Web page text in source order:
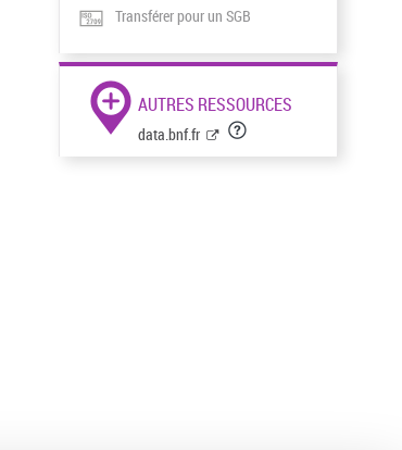
Transférer pour un SGB
AUTRES RESSOURCES
data.bnf.fr